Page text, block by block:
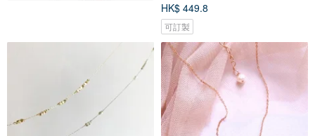
HK$ 449.8
可訂製